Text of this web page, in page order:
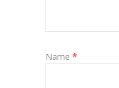
Name *